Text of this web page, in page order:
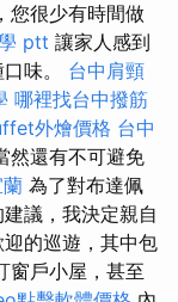
您很少有時間做
ptt 讓家人感到
味。 台中肩頸
哪裡找台中撥筋
外燴價格 台中
然還有不可避免
為了對布達佩
議，我決定親自
的巡遊，其中包
窗戶小屋，甚至